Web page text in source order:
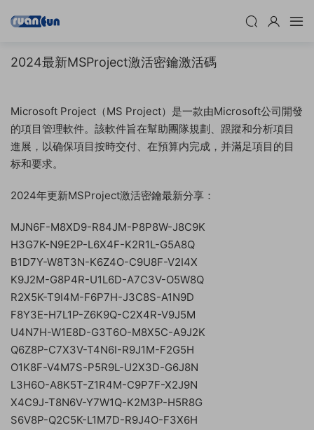
2024最新MSProject激活密鑰激活碼
Microsoft Project（MS Project）是一款由Microsoft公司開發
的項目管理軟件。該軟件旨在幫助團隊規劃、跟蹤和分析項目
進展，以确保項目按時交付、在預算内完成，并滿足項目的目
标和要求。
2024年更新MSProject激活密鑰最新分享：
MJN6F-M8XD9-R84JM-P8P8W-J8C9K
H3G7K-N9E2P-L6X4F-K2R1L-G5A8Q
B1D7Y-W8T3N-K6Z4O-C9U8F-V2I4X
K9J2M-G8P4R-U1L6D-A7C3V-O5W8Q
R2X5K-T9I4M-F6P7H-J3C8S-A1N9D
F8Y3E-H7L1P-Z6K9Q-C2X4R-V9J5M
U4N7H-W1E8D-G3T6O-M8X5C-A9J2K
Q6Z8P-C7X3V-T4N6I-R9J1M-F2G5H
O1K8F-V4M7S-P5R9L-U2X3D-G6J8N
L3H6O-A8K5T-Z1R4M-C9P7F-X2J9N
X4C9J-T8N6V-Y7W1Q-K2M3P-H5R8G
S6V8P-Q2C5K-L1M7D-R9J4O-F3X6H